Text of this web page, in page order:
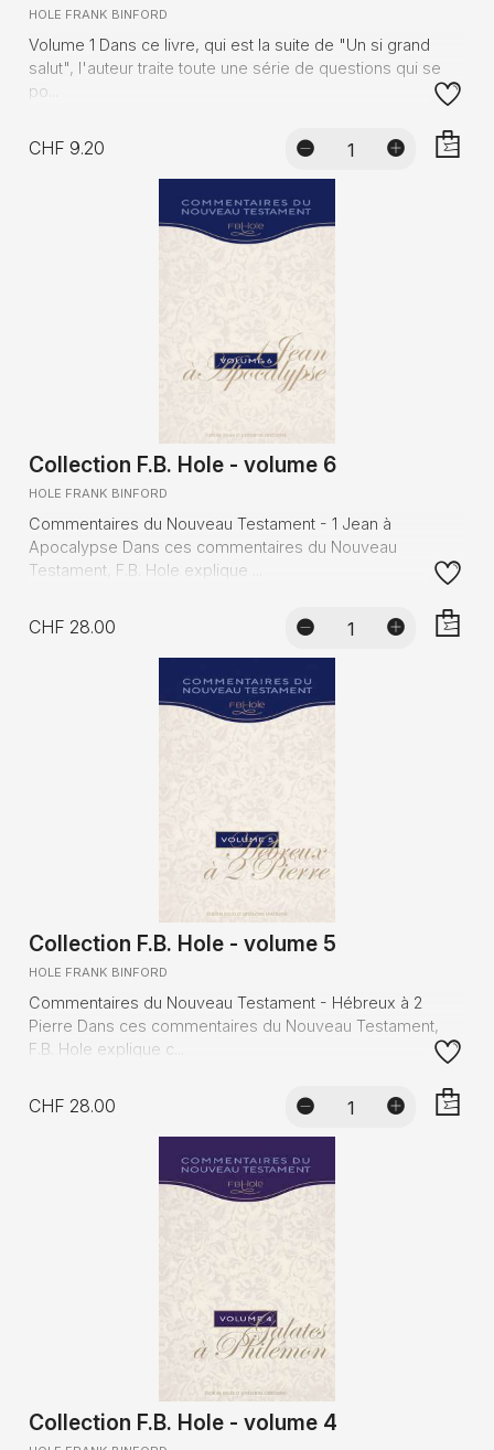
HOLE FRANK BINFORD
Volume 1 Dans ce livre, qui est la suite de "Un si grand
salut", l'auteur traite toute une série de questions qui se
po...
CHF 9.20
Collection F.B. Hole - volume 6
HOLE FRANK BINFORD
Commentaires du Nouveau Testament - 1 Jean à
Apocalypse Dans ces commentaires du Nouveau
Testament, F.B. Hole explique ...
CHF 28.00
Collection F.B. Hole - volume 5
HOLE FRANK BINFORD
Commentaires du Nouveau Testament - Hébreux à 2
Pierre Dans ces commentaires du Nouveau Testament,
F.B. Hole explique c...
CHF 28.00
Collection F.B. Hole - volume 4